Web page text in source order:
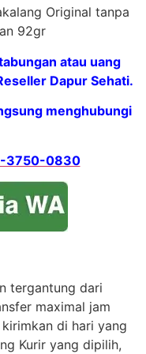
Original tanpa
92gr
atau uang
Dapur Sehati.
menghubungi
3750-0830
tergantung dari
maximal jam
kirimkan di hari yang
Kurir yang dipilih,